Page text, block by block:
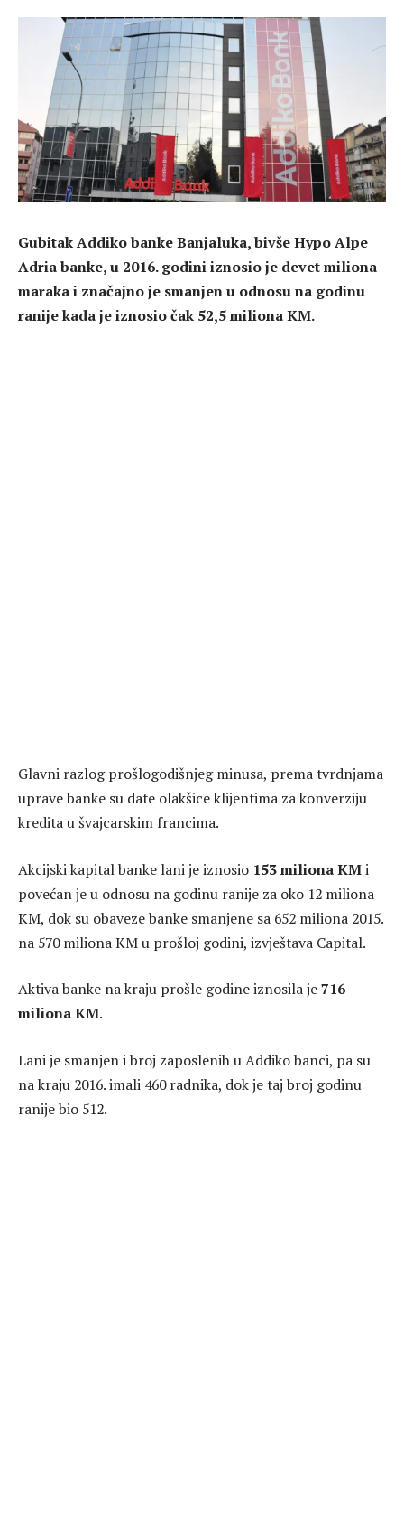
Gubitak Addiko banke Banjaluka, bivše Hypo Alpe
Adria banke, u 2016. godini iznosio je devet miliona
maraka i značajno je smanjen u odnosu na godinu
ranije kada je iznosio čak 52,5 miliona KM.
Glavni razlog prošlogodišnjeg minusa, prema tvrdnjama
uprave banke su date olakšice klijentima za konverziju
kredita u švajcarskim francima.
Akcijski kapital banke lani je iznosio 153 miliona KMi
povećan je u odnosu na godinu ranije za oko 12 miliona
KM, dok su obaveze banke smanjene sa 652 miliona 2015.
na 570 miliona KM u prošloj godini, izvještava Capital.
Aktiva banke na kraju prošle godine iznosila je716
miliona KM.
Lani je smanjen i broj zaposlenih u Addiko banci, pa su
na kraju 2016. imali 460 radnika, dok je taj broj godinu
ranije bio 512.